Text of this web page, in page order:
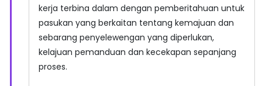
kerja terbina dalam dengan pemberitahuan untuk
pasukan yang berkaitan tentang kemajuan dan
sebarang penyelewengan yang diperlukan,
kelajuan pemanduan dan kecekapan sepanjang
proses.